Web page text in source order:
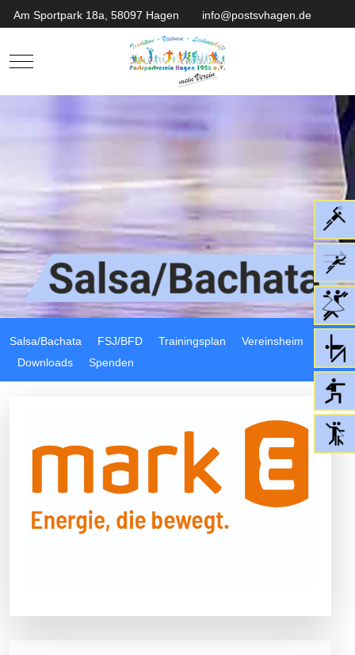
Am Sportpark 18a, 58097 Hagen info@postsvhagen.de
Mobile Menu Toggle
Salsa/Bachata FSJ/BFD Trainingsplan
Vereinsheim
Downloads
Spenden